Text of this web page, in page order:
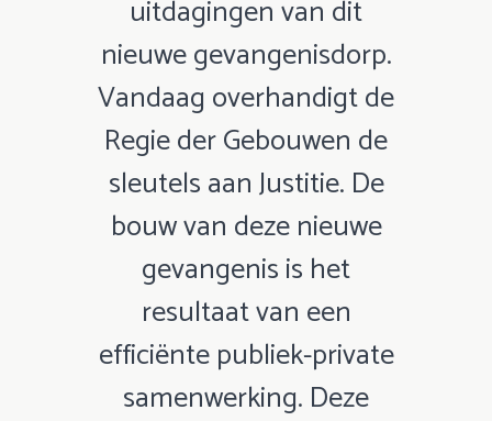
uitdagingen van dit
nieuwe gevangenisdorp.
Vandaag overhandigt de
Regie der Gebouwen de
sleutels aan Justitie. De
bouw van deze nieuwe
gevangenis is het
resultaat van een
efficiënte publiek-private
samenwerking. Deze